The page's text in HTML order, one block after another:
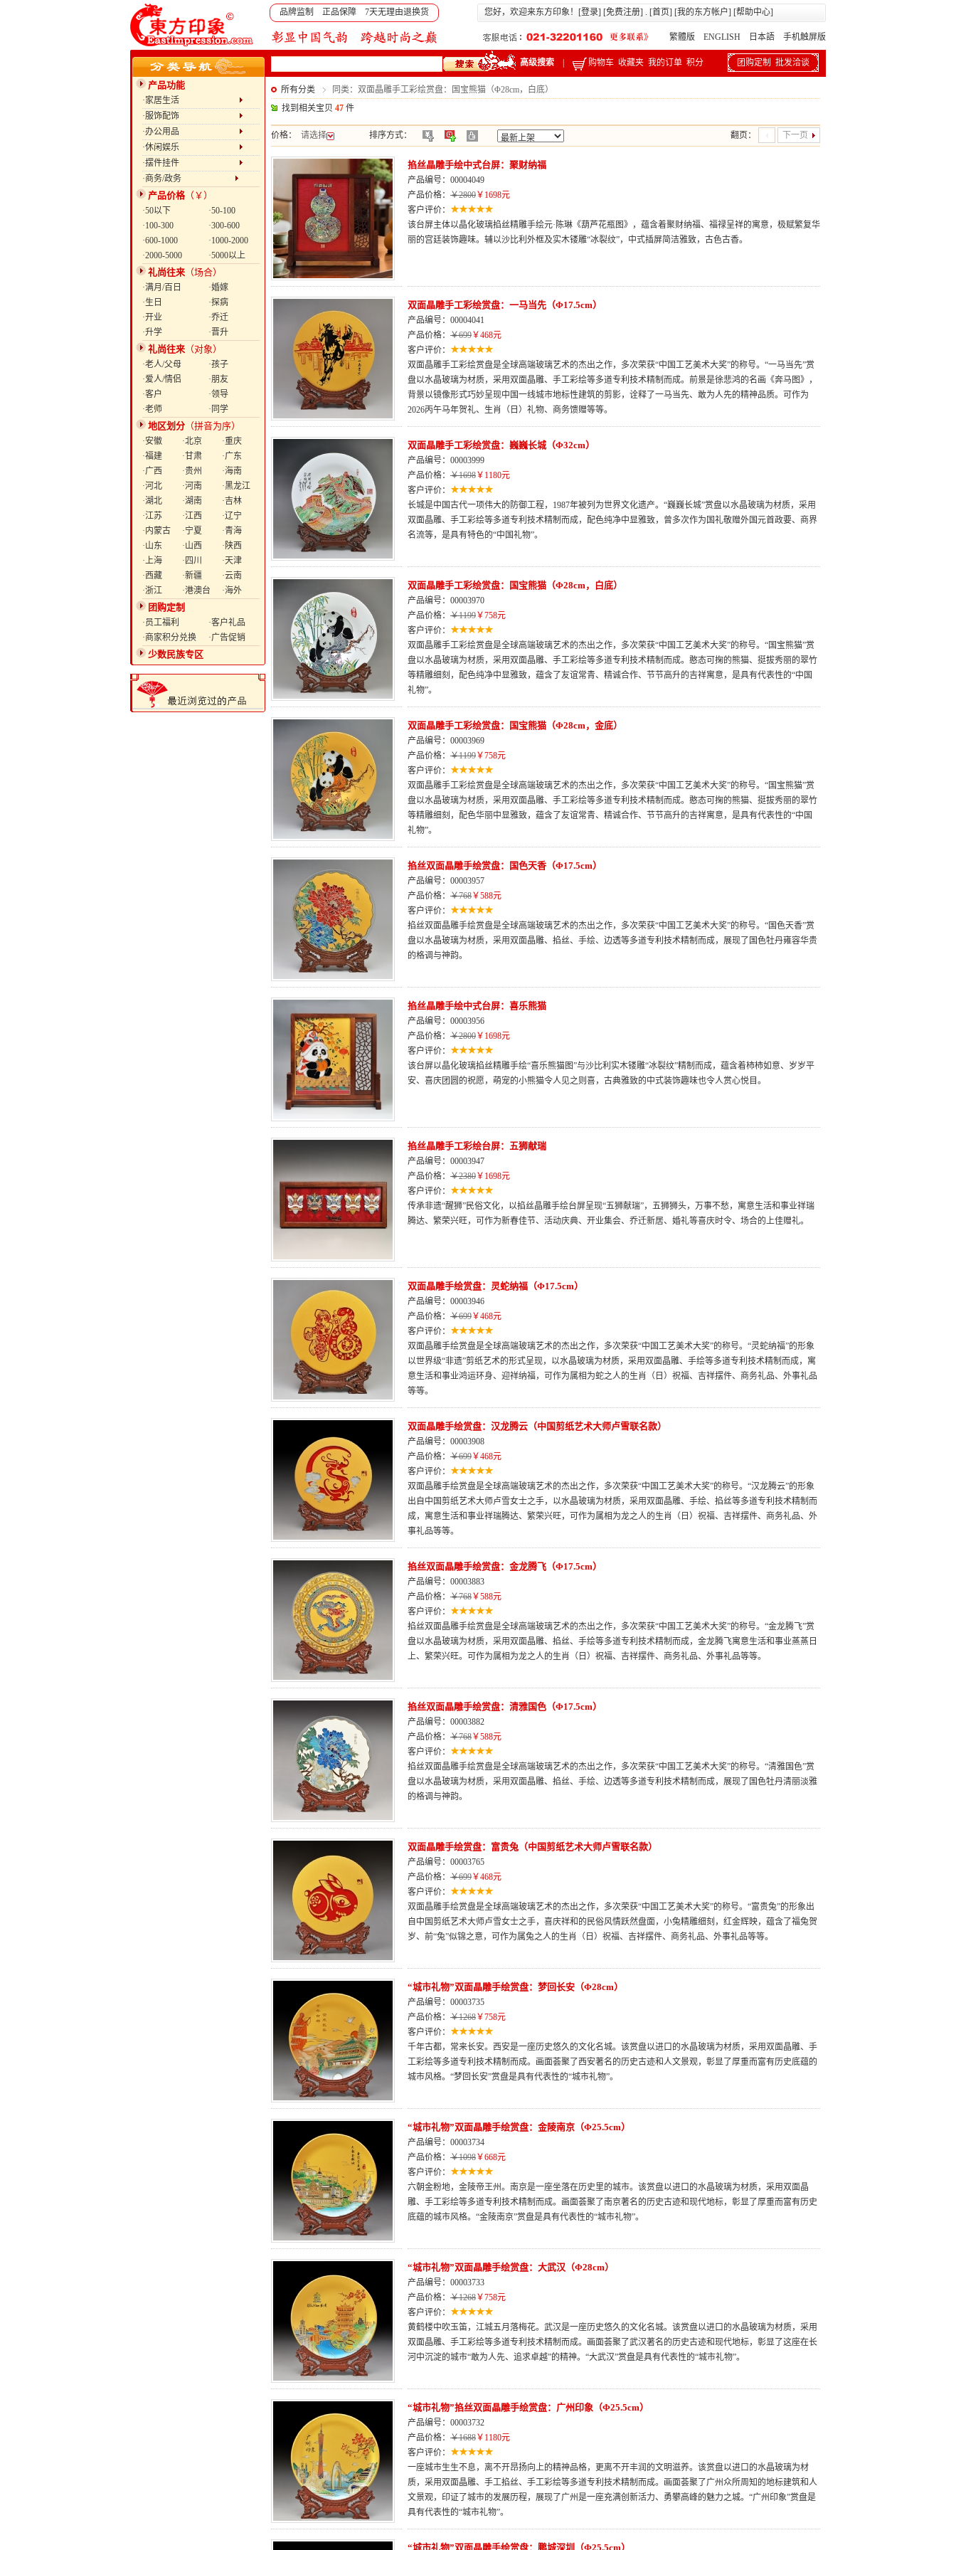
品牌监制 正品保障 7天无理由退换货 您好，欢迎来东方印象！[登录] [免费注册] . [首页] [我的东方帐户] [帮助中心]
繁體版 ENGLISH 日本語 手机触屏版
高级搜索 购物车 收藏夹 我的订单 积分 团购定制 批发洽谈
产品功能
·家居生活
·服饰配饰
·办公用品
·休闲娱乐
·摆件挂件
·商务/政务
产品价格（￥）
·50以下
·50-100
·100-300
·300-600
·600-1000
·1000-2000
·2000-5000
·5000以上
礼尚往来 （场合）
·满月/百日
·婚嫁
·生日
·探病
·开业
·乔迁
·升学
·晋升
礼尚往来 （对象）
·老人/父母
·孩子
·爱人/情侣
·朋友
·客户
·领导
·老师
·同学
地区划分 （拼音为序）
·安徽 ·北京
·重庆
·福建
·甘肃
·广东
·广西
·贵州
·海南
·河北
·河南
·黑龙江
·湖北
·湖南
·吉林
·江苏
·江西
·辽宁
·内蒙古
·宁夏
·青海
·山东
·山西
·陕西
·上海
·四川
·天津
·西藏
·新疆
·云南
·浙江
·港澳台 ·海外
团购定制
·员工福利
·客户礼品
·商家积分兑换
·广告促销
少数民族专区
所有分类
同类：双面晶雕手工彩绘赏盘：国宝熊猫（Φ28cm，白底）
找到相关宝贝 47 件
价格： 请选择 排序方式： 翻页： 下一页
掐丝晶雕手绘中式台屏：聚财纳福
产品编号：00004049
产品价格： ￥2800￥1698元
客户评价：
该台屏主体以晶化玻璃掐丝精雕手绘元·陈琳《葫芦花瓶图》，蕴含着聚财纳福、福禄呈祥的寓意，极赋繁复华
丽的宫廷装饰趣味。辅以沙比利外框及实木镂雕“冰裂纹”，中式插屏简洁雅致，古色古香。
双面晶雕手工彩绘赏盘：一马当先（Φ17.5cm）
产品编号：00004041
产品价格： ￥699￥468元
客户评价：
双面晶雕手工彩绘赏盘是全球高端玻璃艺术的杰出之作，多次荣获“中国工艺美术大奖”的称号。“一马当先”赏
盘以水晶玻璃为材质，采用双面晶雕、手工彩绘等多道专利技术精制而成。前景是徐悲鸿的名画《奔马图》，
背景以镜像形式巧妙呈现中国一线城市地标性建筑的剪影，诠释了一马当先、敢为人先的精神品质。可作为
2026丙午马年贺礼、生肖（日）礼物、商务馈赠等等。
双面晶雕手工彩绘赏盘：巍巍长城（Φ32cm）
产品编号：00003999
产品价格： ￥1698￥1180元
客户评价：
长城是中国古代一项伟大的防御工程，1987年被列为世界文化遗产。“巍巍长城”赏盘以水晶玻璃为材质，采用
双面晶雕、手工彩绘等多道专利技术精制而成，配色纯净中显雅致，曾多次作为国礼敬赠外国元首政要、商界
名流等，是具有特色的“中国礼物”。
双面晶雕手工彩绘赏盘：国宝熊猫（Φ28cm，白底）
产品编号：00003970
产品价格： ￥1199￥758元
客户评价：
双面晶雕手工彩绘赏盘是全球高端玻璃艺术的杰出之作，多次荣获“中国工艺美术大奖”的称号。“国宝熊猫”赏
盘以水晶玻璃为材质，采用双面晶雕、手工彩绘等多道专利技术精制而成。憨态可掬的熊猫、挺拔秀丽的翠竹
等精雕细刻，配色纯净中显雅致，蕴含了友谊常青、精诚合作、节节高升的吉祥寓意，是具有代表性的“中国
礼物”。
双面晶雕手工彩绘赏盘：国宝熊猫（Φ28cm，金底）
产品编号：00003969
产品价格： ￥1199￥758元
客户评价：
双面晶雕手工彩绘赏盘是全球高端玻璃艺术的杰出之作，多次荣获“中国工艺美术大奖”的称号。“国宝熊猫”赏
盘以水晶玻璃为材质，采用双面晶雕、手工彩绘等多道专利技术精制而成。憨态可掬的熊猫、挺拔秀丽的翠竹
等精雕细刻，配色华丽中显雅致，蕴含了友谊常青、精诚合作、节节高升的吉祥寓意，是具有代表性的“中国
礼物”。
掐丝双面晶雕手绘赏盘：国色天香（Φ17.5cm）
产品编号：00003957
产品价格： ￥768￥588元
客户评价：
掐丝双面晶雕手绘赏盘是全球高端玻璃艺术的杰出之作，多次荣获“中国工艺美术大奖”的称号。“国色天香”赏
盘以水晶玻璃为材质，采用双面晶雕、掐丝、手绘、边透等多道专利技术精制而成，展现了国色牡丹雍容华贵
的格调与神韵。
掐丝晶雕手绘中式台屏：喜乐熊猫
产品编号：00003956
产品价格： ￥2800￥1698元
客户评价：
该台屏以晶化玻璃掐丝精雕手绘“喜乐熊猫图”与沙比利实木镂雕“冰裂纹”精制而成，蕴含着柿柿如意、岁岁平
安、喜庆团圆的祝愿，萌宠的小熊猫令人见之则喜，古典雅致的中式装饰趣味也令人赏心悦目。
掐丝晶雕手工彩绘台屏：五狮献瑞
产品编号：00003947
产品价格： ￥2380￥1698元
客户评价：
传承非遗“醒狮”民俗文化，以掐丝晶雕手绘台屏呈现“五狮献瑞”，五狮狮头，万事不愁，寓意生活和事业祥瑞
腾达、繁荣兴旺，可作为新春佳节、活动庆典、开业集会、乔迁新居、婚礼等喜庆时令、场合的上佳赠礼。
双面晶雕手绘赏盘：灵蛇纳福（Φ17.5cm）
产品编号：00003946
产品价格： ￥699￥468元
客户评价：
双面晶雕手绘赏盘是全球高端玻璃艺术的杰出之作，多次荣获“中国工艺美术大奖”的称号。“灵蛇纳福”的形象
以世界级“非遗”剪纸艺术的形式呈现，以水晶玻璃为材质，采用双面晶雕、手绘等多道专利技术精制而成，寓
意生活和事业鸿运环身、迎祥纳福，可作为属相为蛇之人的生肖（日）祝福、吉祥摆件、商务礼品、外事礼品
等等。
双面晶雕手绘赏盘：汉龙腾云（中国剪纸艺术大师卢雪联名款）
产品编号：00003908
产品价格： ￥699￥468元
客户评价：
双面晶雕手绘赏盘是全球高端玻璃艺术的杰出之作，多次荣获“中国工艺美术大奖”的称号。“汉龙腾云”的形象
出自中国剪纸艺术大师卢雪女士之手，以水晶玻璃为材质，采用双面晶雕、手绘、掐丝等多道专利技术精制而
成，寓意生活和事业祥瑞腾达、繁荣兴旺，可作为属相为龙之人的生肖（日）祝福、吉祥摆件、商务礼品、外
事礼品等等。
掐丝双面晶雕手绘赏盘：金龙腾飞（Φ17.5cm）
产品编号：00003883
产品价格： ￥768￥588元
客户评价：
掐丝双面晶雕手绘赏盘是全球高端玻璃艺术的杰出之作，多次荣获“中国工艺美术大奖”的称号。“金龙腾飞”赏
盘以水晶玻璃为材质，采用双面晶雕、掐丝、手绘等多道专利技术精制而成，金龙腾飞寓意生活和事业蒸蒸日
上、繁荣兴旺。可作为属相为龙之人的生肖（日）祝福、吉祥摆件、商务礼品、外事礼品等等。
掐丝双面晶雕手绘赏盘：清雅国色（Φ17.5cm）
产品编号：00003882
产品价格： ￥768￥588元
客户评价：
掐丝双面晶雕手绘赏盘是全球高端玻璃艺术的杰出之作，多次荣获“中国工艺美术大奖”的称号。“清雅国色”赏
盘以水晶玻璃为材质，采用双面晶雕、掐丝、手绘、边透等多道专利技术精制而成，展现了国色牡丹清丽淡雅
的格调与神韵。
双面晶雕手绘赏盘：富贵兔（中国剪纸艺术大师卢雪联名款）
产品编号：00003765
产品价格： ￥699￥468元
客户评价：
双面晶雕手绘赏盘是全球高端玻璃艺术的杰出之作，多次荣获“中国工艺美术大奖”的称号。“富贵兔”的形象出
自中国剪纸艺术大师卢雪女士之手，喜庆祥和的民俗风情跃然盘面，小兔精雕细刻，红金辉映，蕴含了福兔贺
岁、前“兔”似锦之意，可作为属兔之人的生肖（日）祝福、吉祥摆件、商务礼品、外事礼品等等。
“城市礼物”双面晶雕手绘赏盘：梦回长安（Φ28cm）
产品编号：00003735
产品价格： ￥1268￥758元
客户评价：
千年古都，常来长安。西安是一座历史悠久的文化名城。该赏盘以进口的水晶玻璃为材质，采用双面晶雕、手
工彩绘等多道专利技术精制而成。画面荟聚了西安著名的历史古迹和人文景观，彰显了厚重而富有历史底蕴的
城市风格。“梦回长安”赏盘是具有代表性的“城市礼物”。
“城市礼物”双面晶雕手绘赏盘：金陵南京（Φ25.5cm）
产品编号：00003734
产品价格： ￥1098￥668元
客户评价：
六朝金粉地，金陵帝王州。南京是一座坐落在历史里的城市。该赏盘以进口的水晶玻璃为材质，采用双面晶
雕、手工彩绘等多道专利技术精制而成。画面荟聚了南京著名的历史古迹和现代地标，彰显了厚重而富有历史
底蕴的城市风格。“金陵南京”赏盘是具有代表性的“城市礼物”。
“城市礼物”双面晶雕手绘赏盘：大武汉（Φ28cm）
产品编号：00003733
产品价格： ￥1268￥758元
客户评价：
黄鹤楼中吹玉笛，江城五月落梅花。武汉是一座历史悠久的文化名城。该赏盘以进口的水晶玻璃为材质，采用
双面晶雕、手工彩绘等多道专利技术精制而成。画面荟聚了武汉著名的历史古迹和现代地标，彰显了这座在长
河中沉淀的城市“敢为人先、追求卓越”的精神。“大武汉”赏盘是具有代表性的“城市礼物”。
“城市礼物”掐丝双面晶雕手绘赏盘：广州印象（Φ25.5cm）
产品编号：00003732
产品价格： ￥1688￥1180元
客户评价：
一座城市生生不息，离不开昂扬向上的精神品格，更离不开丰润的文明滋养。该赏盘以进口的水晶玻璃为材
质，采用双面晶雕、手工掐丝、手工彩绘等多道专利技术精制而成。画面荟聚了广州众所周知的地标建筑和人
文景观，印证了城市的发展历程，展现了广州是一座充满创新活力、勇攀高峰的魅力之城。“广州印象”赏盘是
具有代表性的“城市礼物”。
“城市礼物”双面晶雕手绘赏盘：鹏城深圳（Φ25.5cm）